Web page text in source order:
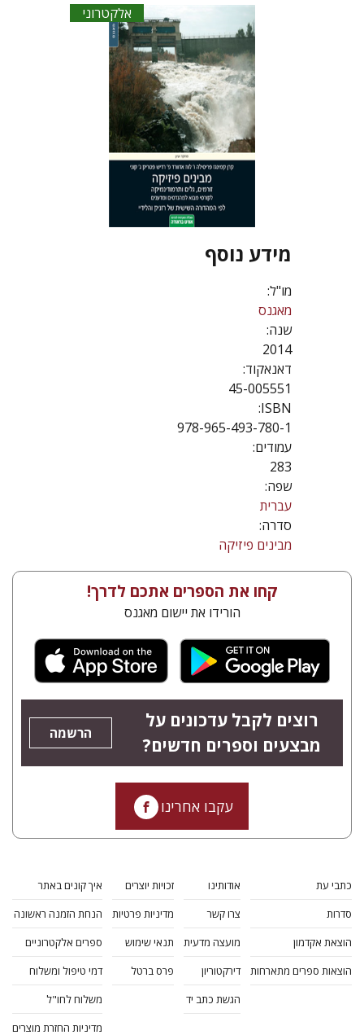
אלקטרוני
מידע נוסף
מו"ל:
מאגנס
שנה:
2014
דאנאקוד:
45-005551
ISBN:
978-965-493-780-1
עמודים:
283
שפה:
עברית
סדרה:
מבינים פיזיקה
קחו את הספרים אתכם לדרך!
הורידו את יישום מאגנס
רוצים לקבל עדכונים על
מבצעים וספרים חדשים?
הרשמה
עקבו אחרינו
כתבי עת
סדרות
הוצאת אקדמון
הוצאות ספרים מתארחות
אודותינו
צרו קשר
מועצה מדעית
דירקטוריון
הגשת כתב יד
זכויות יוצרים
מדיניות פרטיות
תנאי שימוש
פרס ברטל
איך קונים באתר
הנחת הזמנה ראשונה
ספרים אלקטרוניים
דמי טיפול ומשלוח
משלוח לחו"ל
מדיניות החזרת מוצרים